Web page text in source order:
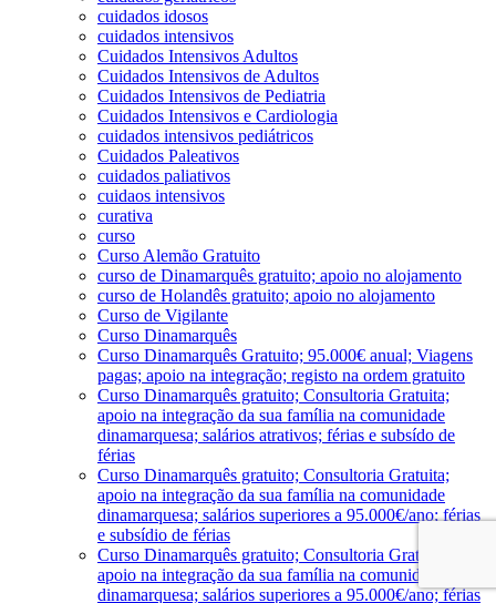
cuidados idosos
cuidados intensivos
Cuidados Intensivos Adultos
Cuidados Intensivos de Adultos
Cuidados Intensivos de Pediatria
Cuidados Intensivos e Cardiologia
cuidados intensivos pediátricos
Cuidados Paleativos
cuidados paliativos
cuidaos intensivos
curativa
curso
Curso Alemão Gratuito
curso de Dinamarquês gratuito; apoio no alojamento
curso de Holandês gratuito; apoio no alojamento
Curso de Vigilante
Curso Dinamarquês
Curso Dinamarquês Gratuito; 95.000€ anual; Viagens
pagas; apoio na integração; registo na ordem gratuito
Curso Dinamarquês gratuito; Consultoria Gratuita;
apoio na integração da sua família na comunidade
dinamarquesa; salários atrativos; férias e subsído de
férias
Curso Dinamarquês gratuito; Consultoria Gratuita;
apoio na integração da sua família na comunidade
dinamarquesa; salários superiores a 95.000€/ano; férias
e subsídio de férias
Curso Dinamarquês gratuito; Consultoria Gratuita;
apoio na integração da sua família na comunidade
dinamarquesa; salários superiores a 95.000€/ano; férias